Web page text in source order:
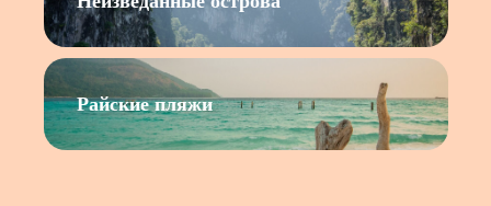
Райские пляжи